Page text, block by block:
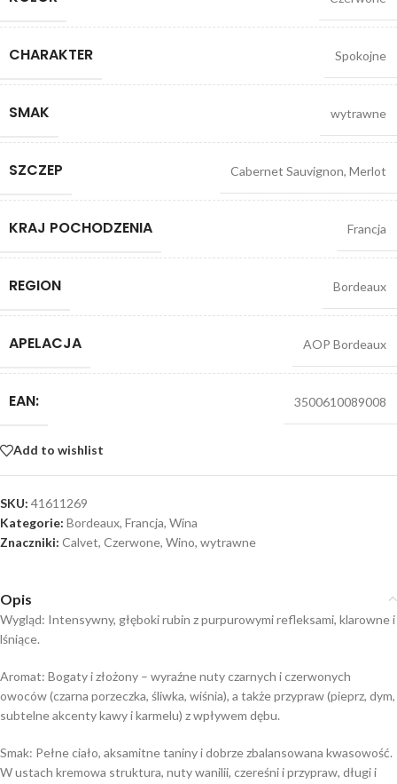
CHARAKTER Spokojne
SMAK wytrawne
SZCZEP Cabernet Sauvignon, Merlot
KRAJ POCHODZENIA Francja
REGION Bordeaux
APELACJA AOP Bordeaux
EAN: 3500610089008
Add to wishlist
SKU: 41611269
Kategorie: Bordeaux, Francja, Wina
Znaczniki: Calvet, Czerwone, Wino, wytrawne
Opis
Wygląd: Intensywny, głęboki rubin z purpurowymi refleksami, klarowne i
lśniące.
Aromat: Bogaty i złożony – wyraźne nuty czarnych i czerwonych
owoców (czarna porzeczka, śliwka, wiśnia), a także przypraw (pieprz, dym,
subtelne akcenty kawy i karmelu) z wpływem dębu.
Smak: Pełne ciało, aksamitne taniny i dobrze zbalansowana kwasowość.
W ustach kremowa struktura, nuty wanilii, czereśni i przypraw, długi i